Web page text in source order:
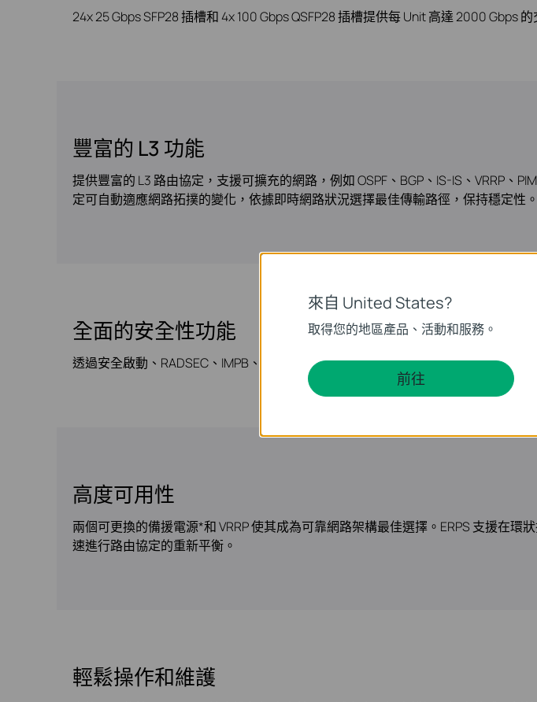
24x 25 Gbps SFP28 插槽和 4x 100 Gbps QSFP28 插槽提供每 Unit 高達 2000 Gbps
豐富的 L3 功能
提供豐富的 L3 路由協定，支援可擴充的網路，例如 OSPF、BGP、IS-IS、VRRP、
定可自動適應網路拓撲的變化，依據即時網路狀況選擇最佳傳輸路徑，保持穩定性。
全面的安全性功能
透過安全啟動、RADSEC、IMPB、Dynamic ARP Inspection、SFTP、802.1X 和
高度可用性
兩個可更換的備援電源*和 VRRP 使其成為可靠網路架構最佳選擇。ERPS 支援在
速進行路由協定的重新平衡。
輕鬆操作和維護
來自 United States?
取得您的地區產品、活動和服務。
前往